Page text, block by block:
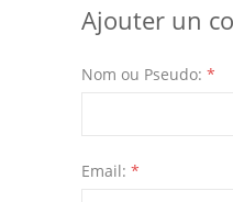
Ajouter un
Nom ou Pseudo: *
Email: *